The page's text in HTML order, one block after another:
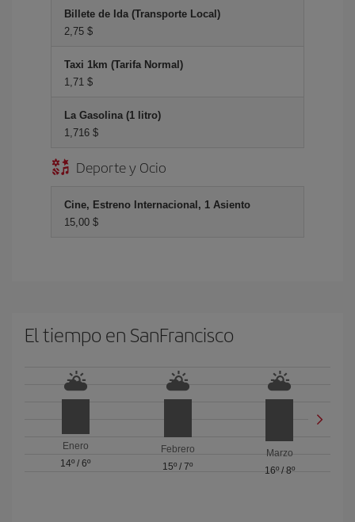
Billete de Ida (Transporte Local)
2,75 $
Taxi 1km (Tarifa Normal)
1,71 $
La Gasolina (1 litro)
1,716 $
Deporte y Ocio
Cine, Estreno Internacional, 1 Asiento
15,00 $
El tiempo en SanFrancisco
Enero
14º /6º
Febrero
15º / 7º
Marzo
16º/ 8º